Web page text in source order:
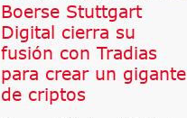
Boerse Stuttgart
Digital cierra su
fusión con Tradias
para crear un gigante
de criptos